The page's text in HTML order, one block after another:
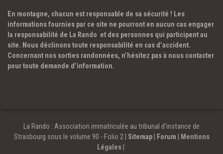
En montagne, chacun est responsable de sa sécurité ! Les
informations fournies par ce site ne pourront en aucun cas engager
la responsabilité de La Rando et des personnes qui participent au
site. Nous déclinons toute responsabilité en cas d’accident.
Concernant nos sorties randonnées, n’hésitez pas à nous contacter
pour toute demande d’information.
La Rando : Association immatriculée au tribunal d’instance de
Strasbourg sous le volume 90 - Folio 2 | Sitemap| Forum
Mentions
Légales